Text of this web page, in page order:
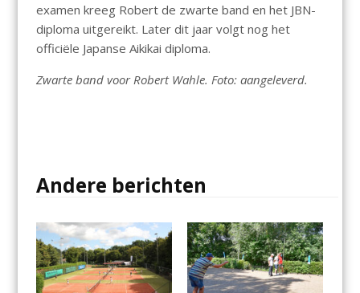
examen kreeg Robert de zwarte band en het JBN-
diploma uitgereikt. Later dit jaar volgt nog het
officiële Japanse Aikikai diploma.
Zwarte band voor Robert Wahle. Foto: aangeleverd.
Andere berichten